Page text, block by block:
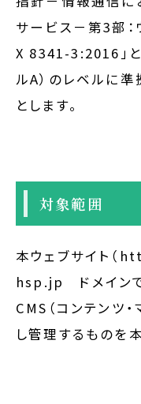
サービス－第3部：
X 8341-3:2016」と
ルA）のレベルに
とします。
対象範囲
本ウェブサイト
hsp.jp ドメインで
CMS（コンテンツ
し管理するものを